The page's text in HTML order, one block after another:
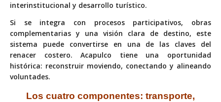
interinstitucional y desarrollo turístico.
Si se integra con procesos participativos, obras
complementarias y una visión clara de destino, este
sistema puede convertirse en una de las claves del
renacer costero. Acapulco tiene una oportunidad
histórica: reconstruir moviendo, conectando y alineando
voluntades.
Los cuatro componentes: transporte,